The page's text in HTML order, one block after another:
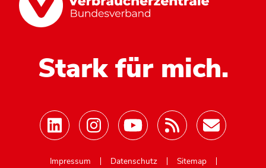
Stark für mich.
Impressum
Datenschutz
Sitemap